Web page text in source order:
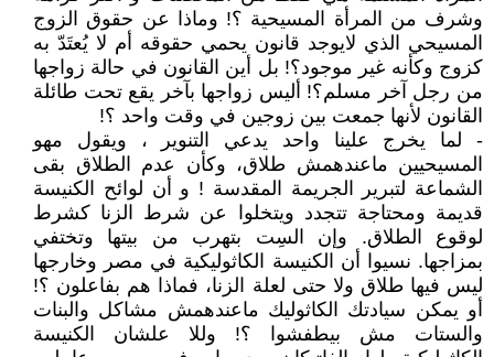
وشرف من المرأة المسيحية ؟! وماذا عن حقوق الزوج
المسيحي الذي لايوجد قانون يحمي حقوقه أم لا يُعتَدّ به
كزوج وكأنه غير موجود؟! بل أين القانون في حالة زواجها
من رجل آخر مسلم؟! أليس زواجها بآخر يقع تحت طائلة
القانون لأنها جمعت بين زوجين في وقت واحد ؟!
- لما يخرج علينا واحد يدعي التنوير ، ويقول مهو
المسيحيين ماعندهمش طلاق، وكأن عدم الطلاق بقى
الشماعة لتبرير الجريمة المقدسة ! و أن لوائح الكنيسة
قديمة ومحتاجة تتجدد ويتخلوا عن شرط الزنا كشرط
لوقوع الطلاق. وإن السِت بتهرب من بيتها وتختفي
بمزاجها. نسيوا أن الكنيسة الكاثوليكية في مصر وخارجها
ليس فيها طلاق ولا حتى لعلة الزنا، فماذا هم بفاعلون ؟!
أو يمكن سيادتك الكاثوليك ماعندهمش مشاكل والبنات
والستات مش بيطفشوا ؟! وللا علشان الكنيسة